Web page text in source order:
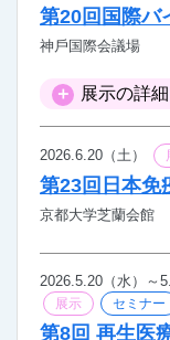
第20回国際バ
神⼾国際会議場
展示の詳細
2026.6.20（土）
第23回日本免
京都大学芝蘭会館
2026.5.20（水）～
展示 セミナー
第8回 再生医